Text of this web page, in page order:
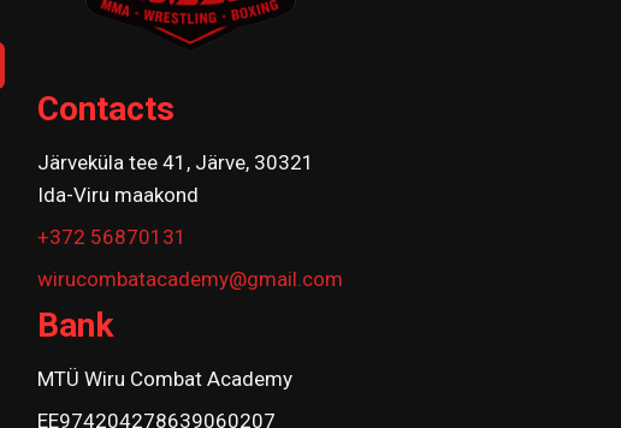
Contacts
Järveküla tee 41, Järve, 30321
Ida-Viru maakond
+372 56870131
wirucombatacademy@gmail.com
Bank
MTÜ Wiru Combat Academy
EE974204278639060207